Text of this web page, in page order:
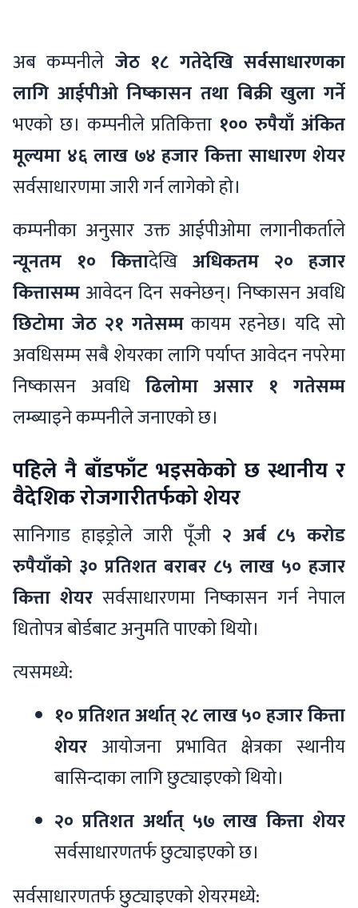
अब कम्पनीले जेठ १८ गतेदेखि सर्वसाधारणका
लागि आईपीओ निष्कासन तथा बिक्री खुला गर्ने
भएको छ। कम्पनीले प्रतिकित्ता १०० रुपैयाँ अंकित
मूल्यमा ४६ लाख ७४ हजार कित्ता साधारण शेयर
सर्वसाधारणमा जारी गर्न लागेको हो।
कम्पनीका अनुसार उक्त आईपीओमा लगानीकर्ताले
न्यूनतम १० कित्तादेखि अधिकतम २० हजार
कित्तासम्मआवेदन दिन सक्नेछन्। निष्कासन अवधि
छिटोमा जेठ २१ गतेसम्मकायम रहनेछ। यदि सो
अवधिसम्म सबै शेयरका लागि पर्याप्त आवेदन नपरेमा
निष्कासन अवधि ढिलोमा असार १ गतेसम्म
लम्ब्याइने कम्पनीले जनाएको छ।
पहिले नै बाँडफाँट भइसकेको छ स्थानीय र
वैदेशिक रोजगारीतर्फको शेयर
सानिगाड हाइड्रोले जारी पूँजी २ अर्ब ८५ करोड
रुपैयाँको ३० प्रतिशत बराबर ८५ लाख ५० हजार
कित्ता शेयर सर्वसाधारणमा निष्कासन गर्न नेपाल
धितोपत्र बोर्डबाट अनुमति पाएको थियो।
त्यसमध्ये:
१० प्रतिशत अर्थात् २८ लाख ५० हजार कित्ता
शेयर आयोजना प्रभावित क्षेत्रका स्थानीय
बासिन्दाका लागि छुट्याइएको थियो।
२० प्रतिशत अर्थात् ५७ लाख कित्ता शेयर
सर्वसाधारणतर्फ छुट्याइएको छ।
सर्वसाधारणतर्फ छुट्याइएको शेयरमध्ये: